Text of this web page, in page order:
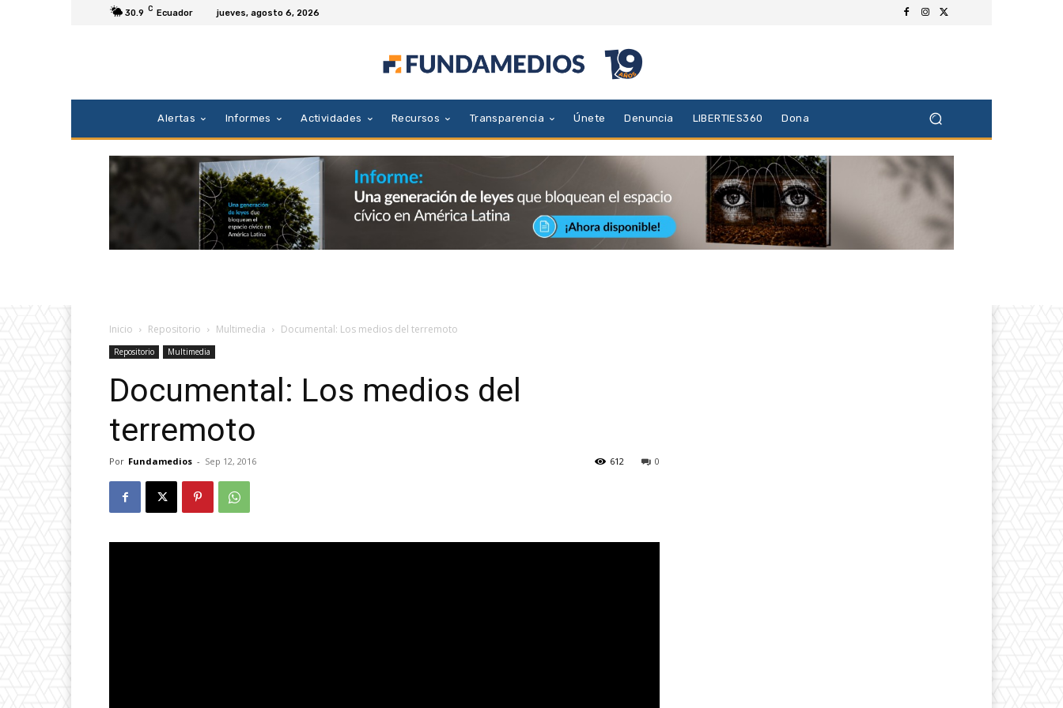
30.9 C Ecuador jueves, agosto 6, 2026
Alertas Informes Actividades Recursos Transparencia Únete Denuncia LIBERTIES360 Dona
Inicio Repositorio Multimedia Documental: Los medios del terremoto
Repositorio Multimedia
Documental: Los medios del
terremoto
Por Fundamedios - Sep 12, 2016 0
612